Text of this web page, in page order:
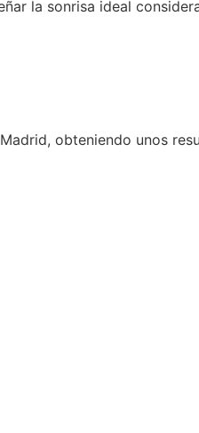
la sonrisa ideal
obteniendo unos